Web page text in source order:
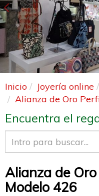
Inicio Joyería online
Alianza de Oro
Encuentra el
Alianza de
Modelo 426